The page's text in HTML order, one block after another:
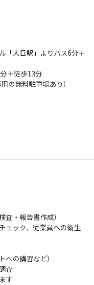
「大日駅」よりバス6分＋
＋徒歩13分
の無料駐車場あり）
査・報告書作成）
ェック、従業員への衛生
への講習など）
査
す